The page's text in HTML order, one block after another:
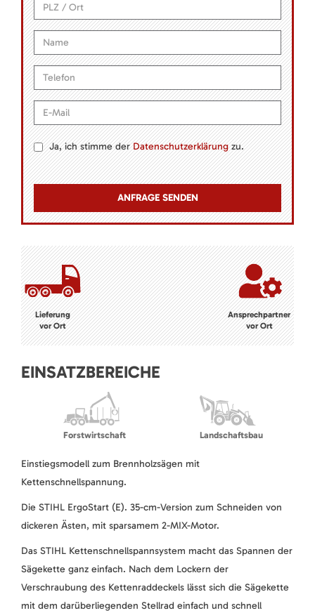
Ja, ich stimme derDatenschutzerklärungzu.
Lieferung
vor Ort
Ansprechpartner
vor Ort
EINSATZBEREICHE
Forstwirtschaft Landschaftsbau
Einstiegsmodell zum Brennholzsägen mit
Kettenschnellspannung.
Die STIHL ErgoStart (E). 35-cm-Version zum Schneiden von
dickeren Ästen, mit sparsamem 2-MIX-Motor.
Das STIHL Kettenschnellspannsystem macht das Spannen der
Sägekette ganz einfach. Nach dem Lockern der
Verschraubung des Kettenraddeckels lässt sich die Sägekette
mit dem darüberliegenden Stellrad einfach und schnell